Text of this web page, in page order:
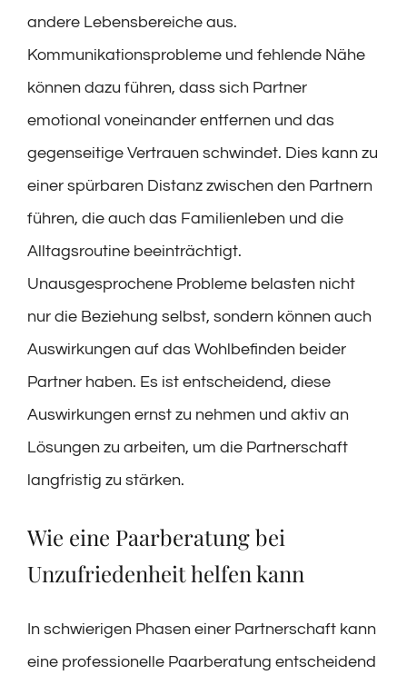
andere Lebensbereiche aus.
Kommunikationsprobleme und fehlende Nähe
können dazu führen, dass sich Partner
emotional voneinander entfernen und das
gegenseitige Vertrauen schwindet. Dies kann zu
einer spürbaren Distanz zwischen den Partnern
führen, die auch das Familienleben und die
Alltagsroutine beeinträchtigt.
Unausgesprochene Probleme belasten nicht
nur die Beziehung selbst, sondern können auch
Auswirkungen auf das Wohlbefinden beider
Partner haben. Es ist entscheidend, diese
Auswirkungen ernst zu nehmen und aktiv an
Lösungen zu arbeiten, um die Partnerschaft
langfristig zu stärken.
Wie eine Paarberatung bei
Unzufriedenheit helfen kann
In schwierigen Phasen einer Partnerschaft kann
eine professionelle Paarberatung entscheidend